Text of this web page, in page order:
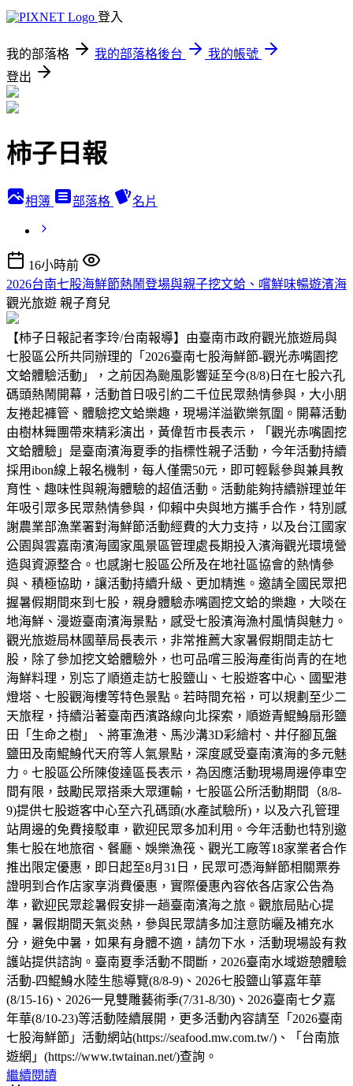
登入
我的部落格 我的部落格後台
我的帳號
登出
柿子日報
相簿 部落格 名片
16小時前
2026台南七股海鮮節熱鬧登場與親子挖文蛤、嚐鮮味暢遊濱海
觀光旅遊 親子育兒
【柿子日報記者李玲/台南報導】由臺南市政府觀光旅遊局與
七股區公所共同辦理的「2026臺南七股海鮮節-觀光赤嘴園挖
文蛤體驗活動」，之前因為颱風影響延至今(8/8)日在七股六孔
碼頭熱鬧開幕，活動首日吸引約二千位民眾熱情參與，大小朋
友捲起褲管、體驗挖文蛤樂趣，現場洋溢歡樂氛圍。開幕活動
由樹林舞團帶來精彩演出，黃偉哲市長表示，「觀光赤嘴園挖
文蛤體驗」是臺南濱海夏季的指標性親子活動，今年活動持續
採用ibon線上報名機制，每人僅需50元，即可輕鬆參與兼具教
育性、趣味性與親海體驗的超值活動。活動能夠持續辦理並年
年吸引眾多民眾熱情參與，仰賴中央與地方攜手合作，特別感
謝農業部漁業署對海鮮節活動經費的大力支持，以及台江國家
公園與雲嘉南濱海國家風景區管理處長期投入濱海觀光環境營
造與資源整合。也感謝七股區公所及在地社區協會的熱情參
與、積極協助，讓活動持續升級、更加精進。邀請全國民眾把
握暑假期間來到七股，親身體驗赤嘴園挖文蛤的樂趣，大啖在
地海鮮、漫遊臺南濱海景點，感受七股濱海漁村風情與魅力。
觀光旅遊局林國華局長表示，非常推薦大家暑假期間走訪七
股，除了參加挖文蛤體驗外，也可品嚐三股海產街尚青的在地
海鮮料理，別忘了順道走訪七股鹽山、七股遊客中心、國聖港
燈塔、七股觀海樓等特色景點。若時間充裕，可以規劃至少二
天旅程，持續沿著臺南西濱路線向北探索，順遊青鯤鯓扇形鹽
田「生命之樹」、將軍漁港、馬沙溝3D彩繪村、井仔腳瓦盤
鹽田及南鯤鯓代天府等人氣景點，深度感受臺南濱海的多元魅
力。七股區公所陳俊達區長表示，為因應活動現場周邊停車空
間有限，鼓勵民眾搭乘大眾運輸，七股區公所活動期間（8/8-
9)提供七股遊客中心至六孔碼頭(水產試驗所)，以及六孔管理
站周邊的免費接駁車，歡迎民眾多加利用。今年活動也特別邀
集七股在地旅宿、餐廳、娛樂漁筏、觀光工廠等18家業者合作
推出限定優惠，即日起至8月31日，民眾可憑海鮮節相關票券
證明到合作店家享消費優惠，實際優惠內容依各店家公告為
準，歡迎民眾趁暑假安排一趟臺南濱海之旅。觀旅局貼心提
醒，暑假期間天氣炎熱，參與民眾請多加注意防曬及補充水
分，避免中暑，如果有身體不適，請勿下水，活動現場設有救
護站提供諮詢。臺南夏季活動不間斷，2026臺南水域遊憩體驗
活動-四鯤鯓水陸生態導覽(8/8-9)、2026七股鹽山箏嘉年華
(8/15-16)、2026一見雙雕藝術季(7/31-8/30)、2026臺南七夕嘉
年華(8/10-23)等活動陸續展開，更多活動內容請至「2026臺南
七股海鮮節」活動網站(https://seafood.mw.com.tw/)、「台南旅
遊網」(https://www.twtainan.net/)查詢。
繼續閱讀